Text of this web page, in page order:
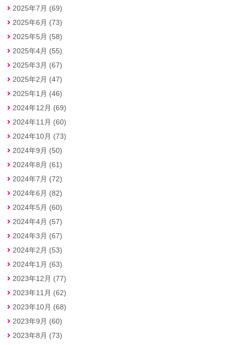
2025年7月 (69)
2025年6月 (73)
2025年5月 (58)
2025年4月 (55)
2025年3月 (67)
2025年2月 (47)
2025年1月 (46)
2024年12月 (69)
2024年11月 (60)
2024年10月 (73)
2024年9月 (50)
2024年8月 (61)
2024年7月 (72)
2024年6月 (82)
2024年5月 (60)
2024年4月 (57)
2024年3月 (67)
2024年2月 (53)
2024年1月 (63)
2023年12月 (77)
2023年11月 (62)
2023年10月 (68)
2023年9月 (60)
2023年8月 (73)